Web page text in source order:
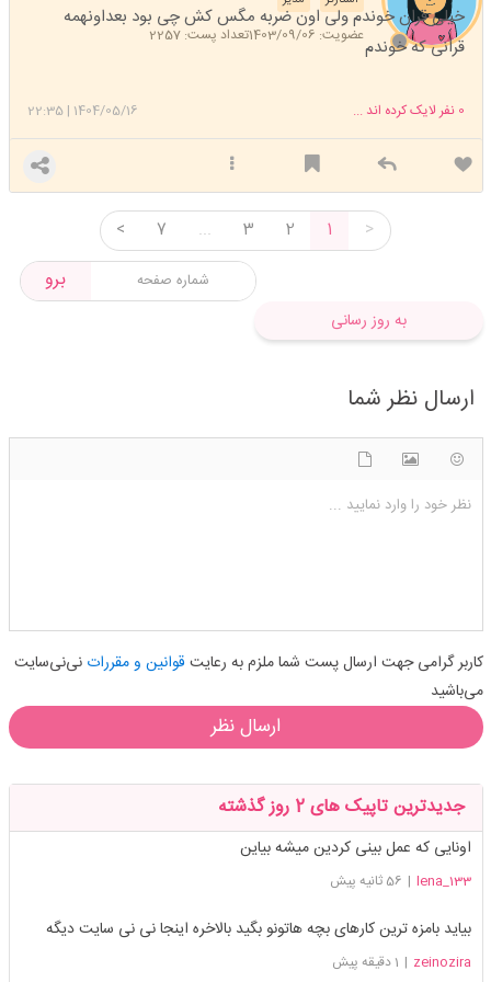
صبر صبر صبر صبر صبر صبر.
عضویت: 1403/09/06 تعداد پست: 2257
خیلی قران خوندم ولی اون ضربه مگس کش چی بود بعداونهمه
قرانی که خوندم
1404/05/16
|
22:35 0 نفر لایک کرده اند ...
>
1
2
3
...
7
<
برو
به روز رسانی
ارسال نظر شما
نظر خود را وارد نمایید ...
کاربر گرامی جهت ارسال پست شما ملزم به رعایت قوانین و مقرراتنی‌نی‌سایت
می‌باشید
ارسال نظر
جدیدترین تاپیک های 2 روز گذشته
اونایی که عمل بینی کردین میشه بیاین
lena_133
| 56 ثانیه پیش
بیاید بامزه ترین کارهای بچه هاتونو بگید بالاخره اینجا نی نی سایت دیگه
zeinozira
| 1 دقیقه پیش